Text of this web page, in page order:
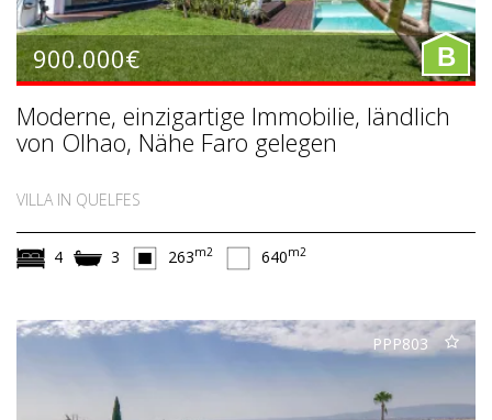
900.000€ B
Moderne, einzigartige Immobilie, ländlich
von Olhao, Nähe Faro gelegen
VILLA IN QUELFES
4 3 263m2 640m2
PPP803